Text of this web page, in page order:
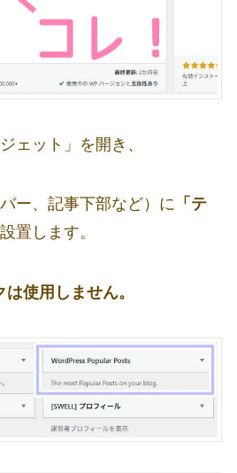
ェット」を開き、
ー、記事下部など）に 「テ
置します。
は使用しません。